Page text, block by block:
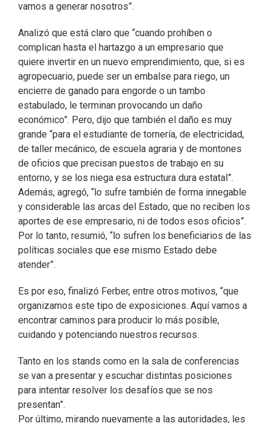
vamos a generar nosotros”.
Analizó que está claro que “cuando prohíben o
complican hasta el hartazgo a un empresario que
quiere invertir en un nuevo emprendimiento, que, si es
agropecuario, puede ser un embalse para riego, un
encierre de ganado para engorde o un tambo
estabulado, le terminan provocando un daño
económico”. Pero, dijo que también el daño es muy
grande “para el estudiante de tornería, de electricidad,
de taller mecánico, de escuela agraria y de montones
de oficios que precisan puestos de trabajo en su
entorno, y se los niega esa estructura dura estatal”.
Además, agregó, “lo sufre también de forma innegable
y considerable las arcas del Estado, que no reciben los
aportes de ese empresario, ni de todos esos oficios”.
Por lo tanto, resumió, “lo sufren los beneficiarios de las
políticas sociales que ese mismo Estado debe
atender”.
Es por eso, finalizó Ferber, entre otros motivos, “que
organizamos este tipo de exposiciones. Aquí vamos a
encontrar caminos para producir lo más posible,
cuidando y potenciando nuestros recursos.
Tanto en los stands como en la sala de conferencias
se van a presentar y escuchar distintas posiciones
para intentar resolver los desafíos que se nos
presentan”.
Por último, mirando nuevamente a las autoridades, les